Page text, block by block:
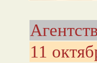
11